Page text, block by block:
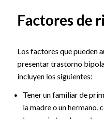
Factores de
Los factores que pueden
presentar trastorno
incluyen los siguientes:
Tener un familiar de
la madre o un hermano,